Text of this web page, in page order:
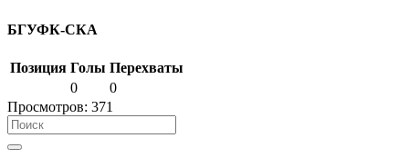
БГУФК-СКА
Позиция Голы Перехваты
0
0
Просмотров: 371